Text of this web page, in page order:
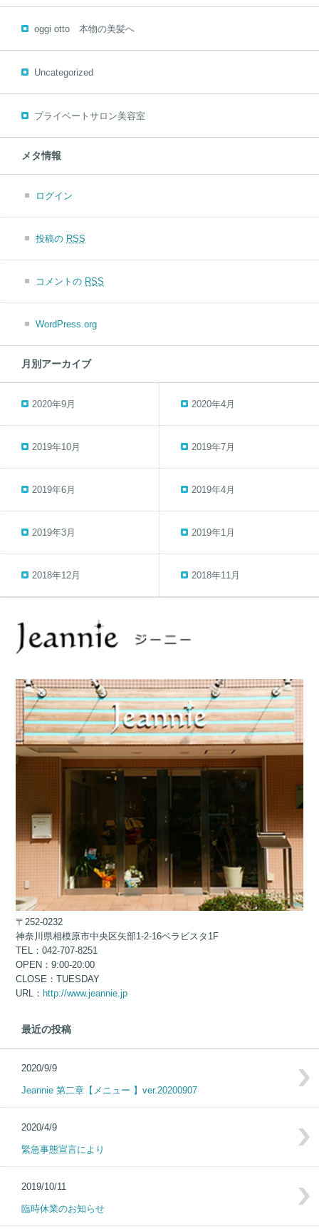
oggi otto 本物の美髪へ
Uncategorized
プライベートサロン美容室
メタ情報
ログイン
投稿の RSS
コメントの RSS
WordPress.org
月別アーカイブ
2020年9月 2020年4月
2019年10月 2019年7月
2019年6月 2019年4月
2019年3月 2019年1月
2018年12月 2018年11月
〒252-0232
神奈川県相模原市中央区矢部1-2-16ベラビスタ1F
TEL：042-707-8251
OPEN：9:00-20:00
CLOSE：TUESDAY
URL： http://www.jeannie.jp
最近の投稿
2020/9/9
Jeannie 第二章【メニュー 】ver.20200907
2020/4/9
緊急事態宣言により
2019/10/11
臨時休業のお知らせ